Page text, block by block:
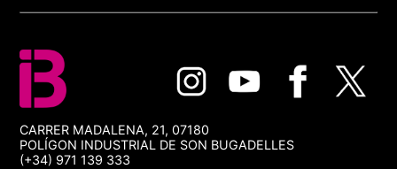
CARRER MADALENA, 21, 07180
POLÍGON INDUSTRIAL DE SON BUGADELLES
(+34) 971 139 333